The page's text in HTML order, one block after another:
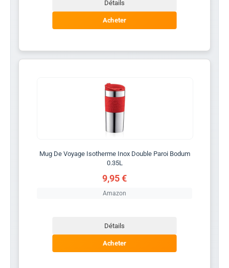
Détails
Acheter
Mug De Voyage Isotherme Inox Double Paroi Bodum
0.35L
9,95 €
Amazon
Détails
Acheter